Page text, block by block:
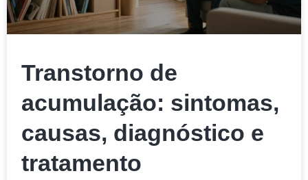
Transtorno de
acumulação: sintomas,
causas, diagnóstico e
tratamento